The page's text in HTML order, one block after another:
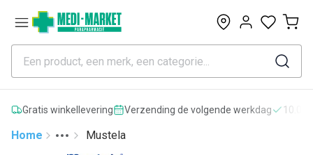
0
Gratis winkellevering Verzending de volgende werkdag
Home
More
Toggle menu
Mustela